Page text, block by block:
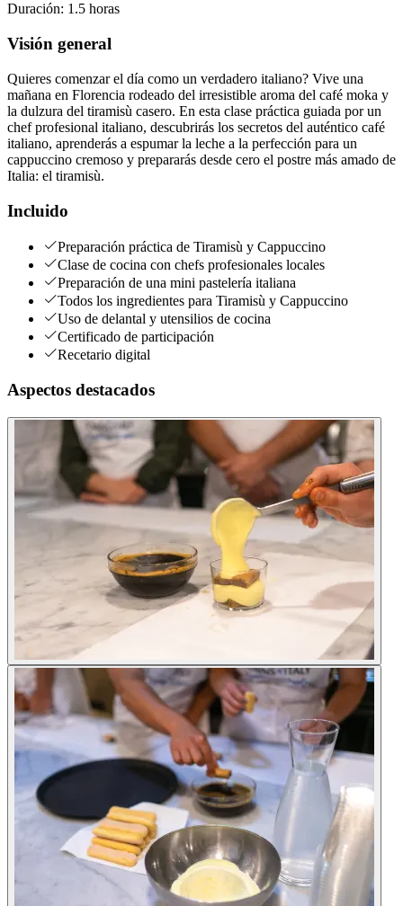
Duración: 1.5 horas
Visión general
Quieres comenzar el día como un verdadero italiano? Vive una
mañana en Florencia rodeado del irresistible aroma del café moka y
la dulzura del tiramisù casero. En esta clase práctica guiada por un
chef profesional italiano, descubrirás los secretos del auténtico café
italiano, aprenderás a espumar la leche a la perfección para un
cappuccino cremoso y prepararás desde cero el postre más amado de
Italia: el tiramisù.
Incluido
Preparación práctica de Tiramisù y Cappuccino
Clase de cocina con chefs profesionales locales
Preparación de una mini pastelería italiana
Todos los ingredientes para Tiramisù y Cappuccino
Uso de delantal y utensilios de cocina
Certificado de participación
Recetario digital
Aspectos destacados